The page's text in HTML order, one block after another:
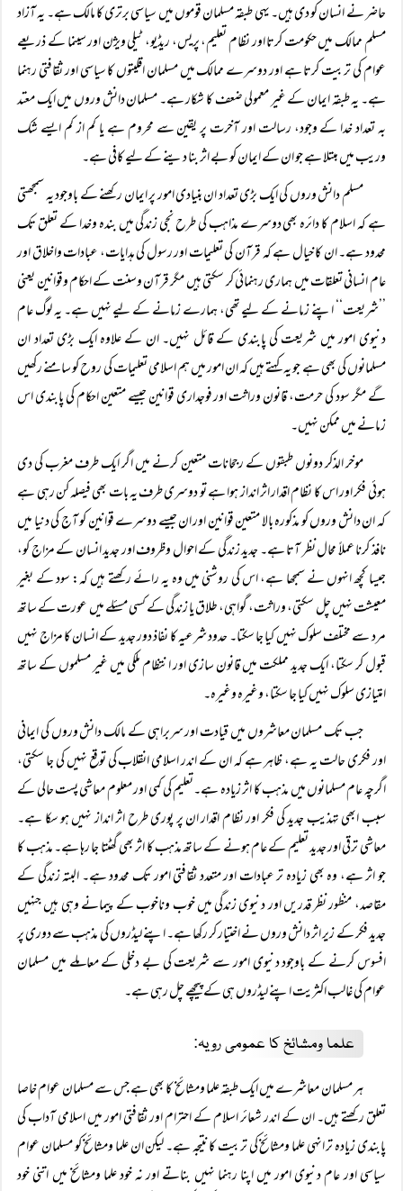
حاضر نے انسان کو دی ہیں۔ یہی طبقہ مسلمان قوموں میں سیاسی برتری کا مالک ہے۔ یہ آزاد
مسلم ممالک میں حکومت کرتا اور نظام تعلیم، پریس، ریڈیو، ٹیلی ویژن اور سینما کے ذریعے
عوام کی تربیت کرتا ہے اور دوسرے ممالک میں مسلمان اقلیتوں کا سیاسی اور ثقافتی رہنما
ہے۔ یہ طبقہ ایمان کے غیر معمولی ضعف کا شکار ہے۔ مسلمان دانش وروں میں ایک معتد
بہ تعداد خدا کے وجود، رسالت اور آخرت پر یقین سے محروم ہے یا کم از کم ایسے شک
وریب میں مبتلا ہے جو ان کے ایمان کو بے اثر بنا دینے کے لیے کافی ہے۔
مسلم دانش وروں کی ایک بڑی تعداد ان بنیادی امور پر ایمان رکھنے کے باوجود یہ سمجھتی
ہے کہ اسلام کا دائرہ بھی دوسرے مذاہب کی طرح نجی زندگی میں بندہ وخدا کے تعلق تک
محدود ہے۔ ان کا خیال ہے کہ قرآن کی تعلیمات اور رسول کی ہدایات، عبادات واخلاق اور
عام انسانی تعلقات میں ہماری رہنمائی کر سکتی ہیں مگر قرآن وسنت کے احکام وقوانین یعنی
’’شریعت‘‘ اپنے زمانے کے لیے تھی، ہمارے زمانے کے لیے نہیں ہے۔ یہ لوگ عام
دنیوی امور میں شریعت کی پابندی کے قائل نہیں۔ ان کے علاوہ ایک بڑی تعداد ان
مسلمانوں کی بھی ہے جو یہ کہتے ہیں کہ ان امور میں ہم اسلامی تعلیمات کی روح کو سامنے رکھیں
گے مگر سود کی حرمت، قانون وراثت اور فوجداری قوانین جیسے متعین احکام کی پابندی اس
زمانے میں ممکن نہیں۔
موخر الذکر دونوں طبقوں کے رجحانات متعین کرنے میں اگر ایک طرف مغرب کی دی
ہوئی فکر اور اس کا نظام اقدار اثر انداز ہوا ہے تو دوسری طرف یہ بات بھی فیصلہ کن رہی ہے
کہ ان دانش وروں کو مذکورہ بالا متعین قوانین اور ان جیسے دوسرے قوانین کو آج کی دنیا میں
نافذ کرنا عملاً محال نظر آتا ہے۔ جدید زندگی کے احوال وظروف اور جدید انسان کے مزاج کو،
جیسا کچھ انہوں نے سمجھا ہے، اس کی روشنی میں وہ یہ رائے رکھتے ہیں کہ: سود کے بغیر
معیشت نہیں چل سکتی، وراثت، گواہی، طلاق یا زندگی کے کسی مسئلے میں عورت کے ساتھ
مرد سے مختلف سلوک نہیں کیا جا سکتا۔ حدود شرعیہ کا نفاذ دور جدید کے انسان کا مزاج نہیں
قبول کر سکتا، ایک جدید مملکت میں قانون سازی اور انتظام ملکی میں غیر مسلموں کے ساتھ
امتیازی سلوک نہیں کیا جا سکتا، وغیرہ وغیرہ۔
جب تک مسلمان معاشروں میں قیادت اور سربراہی کے مالک دانش وروں کی ایمانی
اور فکری حالت یہ ہے، ظاہر ہے کہ ان کے اندر اسلامی انقلاب کی توقع نہیں کی جا سکتی،
اگرچہ عام مسلمانوں میں مذہب کا اثر زیادہ ہے۔تعلیم کی کمی اور معلوم معاشی پست حالی کے
سبب ابھی تہذیب جدید کی فکر اور نظام اقدار ان پر پوری طرح اثر انداز نہیں ہو سکا ہے۔
معاشی ترقی اور جدید تعلیم کے عام ہونے کے ساتھ مذہب کا اثر بھی گھٹتا جا رہا ہے۔ مذہب کا
جو اثر ہے، وہ بھی زیادہ تر عبادات اور متعدد ثقافتی امور تک محدود ہے۔ البتہ زندگی کے
مقاصد، منظور نظر قدریں اور دنیوی زندگی میں خوب وناخوب کے پیمانے وہی ہیں جنہیں
جدید فکر کے زیر اثر دانش وروں نے اختیار کر رکھا ہے۔ اپنے لیڈروں کی مذہب سے دوری پر
افسوس کرنے کے باوجود دنیوی امور سے شریعت کی بے دخلی کے معاملے میں مسلمان
عوام کی غالب اکثریت اپنے لیڈروں ہی کے پیچھے چل رہی ہے۔
علما ومشائخ کا عمومی رویہ:
ہر مسلمان معاشرے میں ایک طبقہ علما ومشائخ کا بھی ہے جس سے مسلمان عوام خاصا
تعلق رکھتے ہیں۔ ان کے اندر شعائر اسلام کے احترام اور ثقافتی امور میں اسلامی آداب کی
پابندی زیادہ تر انہی علما ومشائخ کی تربیت کا نتیجہ ہے۔ لیکن ان علما ومشائخ کو مسلمان عوام
سیاسی اور عام دنیوی امور میں اپنا رہنما نہیں بناتے اور نہ خود علما ومشائخ میں اتنی خود